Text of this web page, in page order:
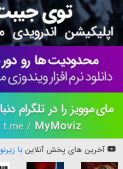
آخرین های پخش آنلاین با